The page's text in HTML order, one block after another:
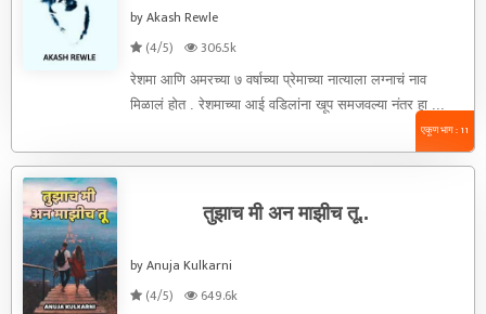
by Akash Rewle
(4/5)
306.5k
रेशमा आणि अमरच्या ७ वर्षाच्या प्रेमाच्या नात्याला लग्नाचं नाव
मिळालं होत . रेशमाच्या आई वडिलांना खूप समजवल्या नंतर हा ...
एकूण भाग : 11
तुझाच मी अन माझीच तू..
by Anuja Kulkarni
(4/5)
649.6k